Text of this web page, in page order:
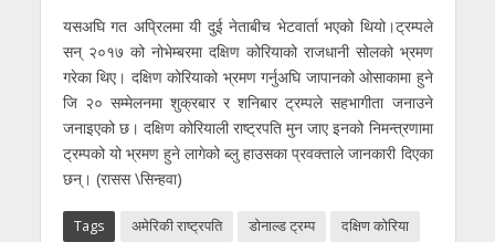
यसअघि गत अप्रिलमा यी दुई नेताबीच भेटवार्ता भएको थियो।ट्रम्पले
सन् २०१७ को नोभेम्बरमा दक्षिण कोरियाको राजधानी सोलको भ्रमण
गरेका थिए। दक्षिण कोरियाको भ्रमण गर्नुअघि जापानको ओसाकामा हुने
जि २० सम्मेलनमा शुक्रबार र शनिबार ट्रम्पले सहभागीता जनाउने
जनाइएको छ। दक्षिण कोरियाली राष्ट्रपति मुन जाए इनको निमन्त्रणामा
ट्रम्पको यो भ्रमण हुने लागेको ब्लु हाउसका प्रवक्ताले जानकारी दिएका
छन्। (रासस \सिन्हवा)
Tags अमेरिकी राष्ट्रपति डोनाल्ड ट्रम्प
दक्षिण कोरिया